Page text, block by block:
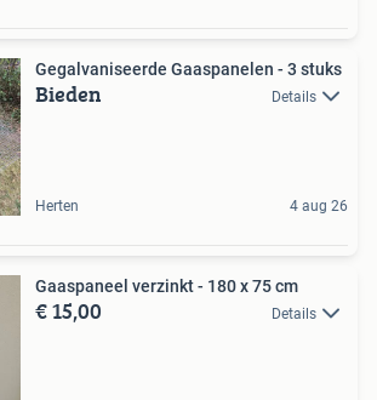
Gegalvaniseerde Gaaspanelen - 3 stuks
Bieden Details
Herten 4 aug 26
Gaaspaneel verzinkt - 180 x 75 cm
€ 15,00 Details